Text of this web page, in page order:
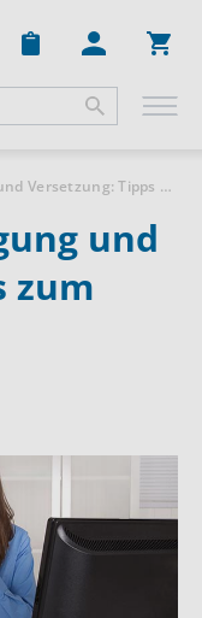
Änderungskündigung und Versetzung: Tipps zum Vorgehen
und
zum